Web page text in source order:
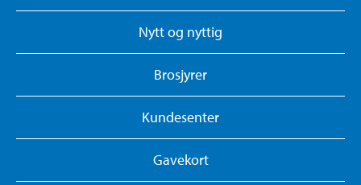
Nytt og nyttig
Brosjyrer
Kundesenter
Gavekort